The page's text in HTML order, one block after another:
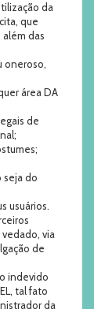
da
que
além das
oneroso,
área DA
de
seja do
usuários.
vedado, via
de
indevido
tal fato
da